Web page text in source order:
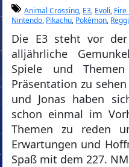
Animal Crossing, E3, Evoli, Fire
Nintendo, Pikachu, Pokémon,
Die E3 steht vor
alljährliche
Spiele und
Präsentation zu
und Jonas haben
schon einmal im
Themen zu reden
Erwartungen und
Spaß mit dem 227.